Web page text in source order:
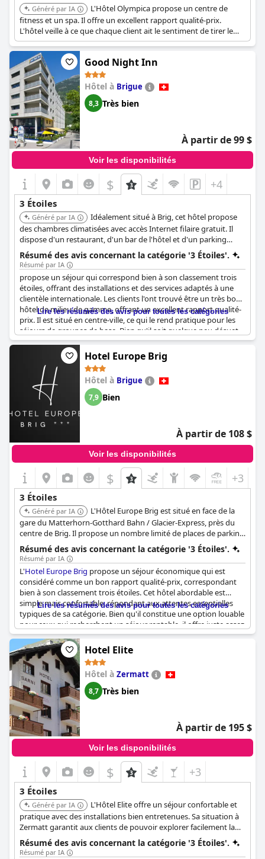
Généré par IA
L'Hôtel Olympica propose un centre de
fitness et un spa. Il offre un excellent rapport qualité-prix.
L'hôtel veille à ce que chaque client ait le sentiment de tirer le
meilleur parti de son séjour. Il propose un large éventail
d'options de chambres pour répondre aux besoins de chaque
voyageur.
Good Night Inn
Hôtel à Brigue
8,3 Très bien
À partir de 99 $
Voir les disponibilités
$ +4
3 Étoiles
Généré par IA
Idéalement situé à Brig, cet hôtel propose
des chambres climatisées avec accès Internet filaire gratuit. Il
dispose d'un restaurant, d'un bar de l'hôtel et d'un parking
privé gratuit. C'est un point de départ idéal pour les randonnées
dans les Alpes suisses et se trouve à 7 minutes à pied de la gare
principale de Brig.
Résumé des avis concernant la catégorie '3 Étoiles'.
Résumé par IA
propose un séjour qui correspond bien à son classement trois
étoiles, offrant des installations et des services adaptés à une
clientèle internationale. Les clients l'ont trouvé être un très bon
hôtel de milieu de gamme, offrant un excellent rapport qualité-
prix. Il est situé en centre-ville, ce qui le rend pratique pour les
séjours de groupes de base. Bien qu'il soit quelque peu désuet
et qu'il manque de certaines commodités dans les chambres, il
reste approprié pour sa catégorie par rapport aux autres.
Lire les résumés des avis pour toutes les catégories
Hotel Europe Brig
Hôtel à Brigue
7,9 Bien
À partir de 108 $
Voir les disponibilités
$ +3
3 Étoiles
Généré par IA
L'Hôtel Europe Brig est situé en face de la
gare du Matterhorn-Gotthard Bahn / Glacier-Express, près du
centre de Brig. Il propose un nombre limité de places de parking
gratuites sur place et une connexion Wi-Fi gratuite.
L'emplacement de l'hôtel est excellent et les chambres sont
propres. Le petit-déjeuner est excellent.
Résumé des avis concernant la catégorie '3 Étoiles'.
Résumé par IA
L'Hotel Europe Brig propose un séjour économique qui est
considéré comme un bon rapport qualité-prix, correspondant
bien à son classement trois étoiles. Cet hôtel abordable est
simple mais confortable, répondant aux attentes essentielles
typiques de sa catégorie. Bien qu'il constitue une option louable
pour ceux qui recherchent un séjour rentable, il offre juste assez
de commodités pour suffire en tant qu'établissement trois
étoiles classique. Certaines critiques suggèrent que l'hôtel a
connu des jours meilleurs, laissant entendre que certains
aspects pourraient nécessiter une attention particulière.
Néanmoins, en tant qu'hôtel trois étoiles économique, il répond
adéquatement aux besoins de ses clients.
Lire les résumés des avis pour toutes les catégories
Hotel Elite
Hôtel à Zermatt
8,7 Très bien
À partir de 195 $
Voir les disponibilités
$ +3
3 Étoiles
Généré par IA
L'Hôtel Elite offre un séjour confortable et
pratique avec des installations bien entretenues. Sa situation à
Zermatt garantit aux clients de pouvoir explorer facilement la
ville et les montagnes environnantes.
Résumé des avis concernant la catégorie '3 Étoiles'.
Résumé par IA